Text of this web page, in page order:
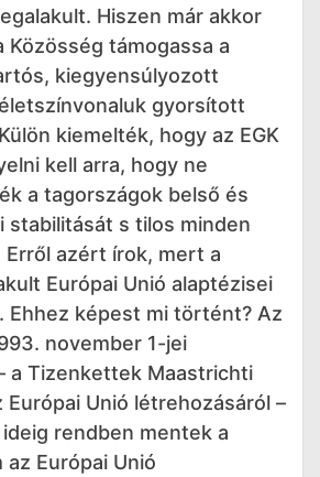
Hiszen már akkor
Közösség támogassa a
kiegyensúlyozott
gyorsított
kiemelték, hogy az EGK
kell arra, hogy ne
a tagországok belső és
stabilitását s tilos minden
Erről azért írok, mert a
Európai Unió alaptézisei
Ehhez képest mi történt? Az
november 1-jei
a Tizenkettek Maastrichti
Európai Unió létrehozásáról –
rendben mentek a
az Európai Unió